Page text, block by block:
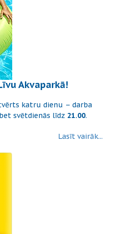
Akvaparkā!
katru dienu – darba
svētdienās līdz 21.00.
Lasīt vairāk...